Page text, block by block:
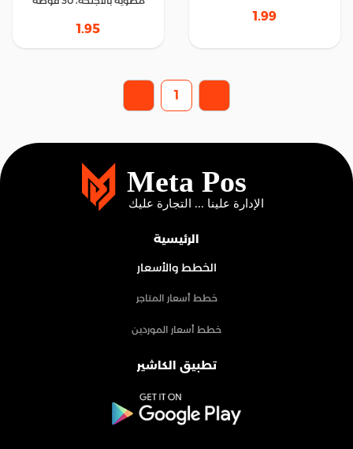
1.99
1.95
1
الرئيسية
الخطط والأسعار
خطط أسعار المتاجر
خطط أسعار الموردين
تطبيق الكاشير